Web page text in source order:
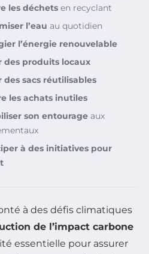
les déchets en recyclant
l’eau au quotidien
l’énergie renouvelable
des produits locaux
des sacs réutilisables
les achats inutiles
son entourage aux
à des initiatives pour
à des défis climatiques
de l’impact carbone
essentielle pour assurer